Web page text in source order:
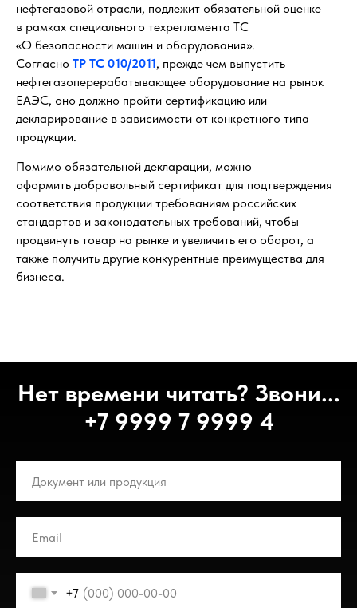
нефтегазовой отрасли, подлежит обязательной оценке
в рамках специального техрегламента ТС
«О безопасности машин и оборудования».
Согласно ТР ТС 010/2011, прежде чем выпустить
нефтегазоперерабатывающее оборудование на рынок
ЕАЭС, оно должно пройти сертификацию или
декларирование в зависимости от конкретного типа
продукции.
Помимо обязательной декларации, можно
оформить добровольный сертификат для подтверждения
соответствия продукции требованиям российских
стандартов и законодательных требований, чтобы
продвинуть товар на рынке и увеличить его оборот, а
также получить другие конкурентные преимущества для
бизнеса.
Нет времени читать? Звони...
+7 9999 7 9999 4
+7